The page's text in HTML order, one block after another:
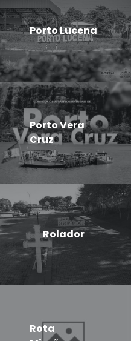
Porto Lucena
Porto Vera
Cruz
Rolador
Rota